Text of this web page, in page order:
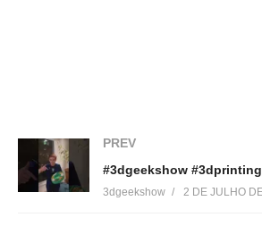
– Boa Impressão 3D
30 de setembro de 2017
Em "Reviews"
PREV
3dgeekshow 2 DE JULHO